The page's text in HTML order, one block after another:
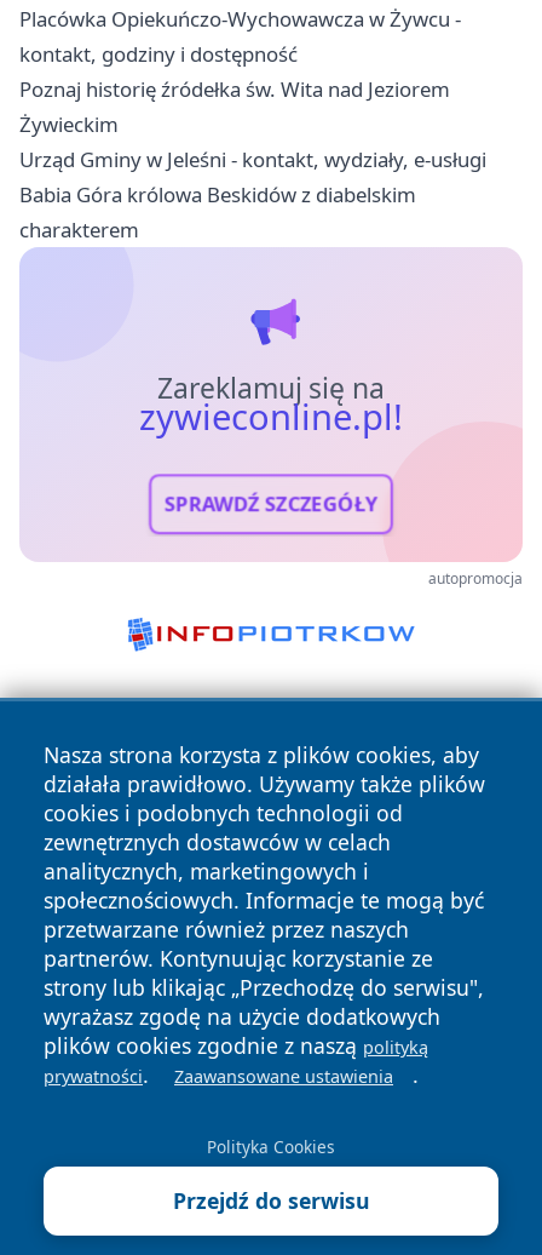
Placówka Opiekuńczo-Wychowawcza w Żywcu -
kontakt, godziny i dostępność
Poznaj historię źródełka św. Wita nad Jeziorem
Żywieckim
Urząd Gminy w Jeleśni - kontakt, wydziały, e-usługi
Babia Góra królowa Beskidów z diabelskim
charakterem
Zareklamuj się na
zywieconline.pl!
SPRAWDŹ SZCZEGÓŁY
autopromocja
Nasza strona korzysta z plików cookies, aby
działała prawidłowo. Używamy także plików
cookies i podobnych technologii od
zewnętrznych dostawców w celach
analitycznych, marketingowych i
społecznościowych. Informacje te mogą być
przetwarzane również przez naszych
partnerów. Kontynuując korzystanie ze
strony lub klikając „Przechodzę do serwisu",
wyrażasz zgodę na użycie dodatkowych
plików cookies zgodnie z naszą polityką
prywatności. Zaawansowane ustawienia .
Polityka Cookies
Przejdź do serwisu
Copyright © 2026 zywieconline.pl Wszystkie prawa
zastrzeżone.
News Autorzy
Polityka
Prywatności
Polityka
Cookies